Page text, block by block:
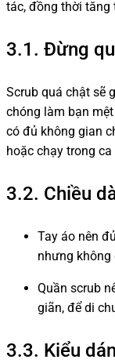
tác, đồng thời tăng
3.1. Đừng
Scrub quá chật sẽ
chóng làm bạn
có đủ không gian
hoặc chạy trong ca
3.2. Chiều
Tay áo nên
nhưng không
Quần scrub
giãn, để di
3.3. Kiểu